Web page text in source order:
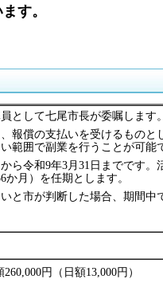
す。
として七尾市長が委嘱します。
報償の支払いを受けるものと
範囲で副業を行うことが可能
ら令和9年3月31日までです。
月）を任期とします。
と市が判断した場合、期間中
260,000円（日額13,000円）